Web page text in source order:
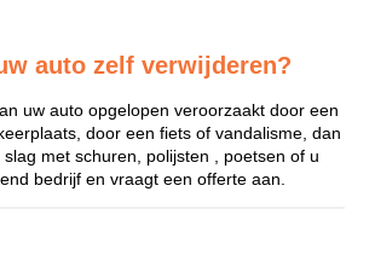
auto zelf verwijderen?
uw auto opgelopen veroorzaakt door een
door een fiets of vandalisme, dan
met schuren, polijsten , poetsen of u
bedrijf en vraagt een offerte aan.